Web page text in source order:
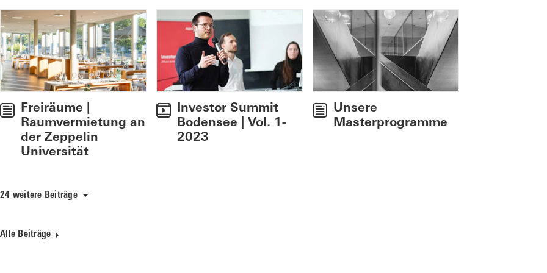
Freiräume |
Raumvermietung an
der Zeppelin
Universität
Investor Summit
Bodensee | Vol. 1-
2023
Unsere
Masterprogramme
24 weitere Beiträge
Alle Beiträge